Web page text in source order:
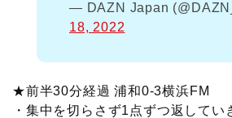
— DAZN Japan
18, 2022
★前半30分経過 浦和0-3横浜FM
・集中を切らさず1点ずつ返してい